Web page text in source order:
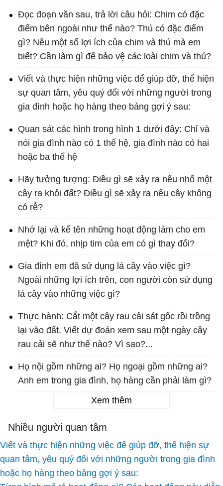
Đọc đoạn văn sau, trả lời câu hỏi: Chim có đặc
điểm bên ngoài như thế nào? Thú có đặc điểm
gì? Nêu một số lợi ích của chim và thú mà em
biết? Cần làm gì để bảo vệ các loài chim và thú?
Viết và thực hiện những việc để giúp đỡ, thể hiện
sự quan tâm, yêu quý đối với những người trong
gia đình hoặc họ hàng theo bảng gợi ý sau:
Quan sát các hình trong hình 1 dưới đây: Chỉ và
nói gia đình nào có 1 thế hệ, gia đình nào có hai
hoặc ba thế hệ
Hãy tưởng tượng: Điều gì sẽ xảy ra nếu nhổ một
cây ra khỏi đất? Điều gì sẽ xảy ra nếu cây không
có rễ?
Nhớ lại và kể tên những hoạt động làm cho em
mệt? Khi đó, nhịp tim của em có gì thay đổi?
Gia đình em đã sử dụng lá cây vào việc gì?
Ngoài những lợi ích trên, con người còn sử dụng
lá cây vào những việc gì?
Thực hành: Cắt một cây rau cải sát gốc rồi trồng
lại vào đất. Viết dự đoán xem sau một ngày cây
rau cải sẽ như thế nào? Vì sao?...
Họ nội gồm những ai? Họ ngoại gồm những ai?
Anh em trong gia đình, họ hàng cần phải làm gì?
Xem thêm
Nhiều người quan tâm
Viết và thực hiện những việc để giúp đỡ, thể hiện sự
quan tâm, yêu quý đối với những người trong gia đình
hoặc họ hàng theo bảng gợi ý sau: